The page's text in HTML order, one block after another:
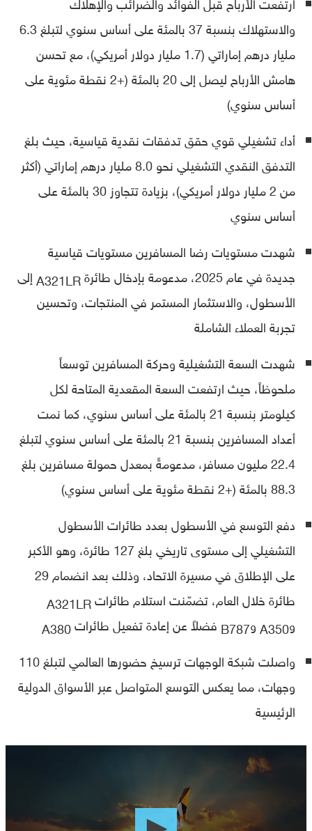
والاستهلاك بنسبة 37 بالمئة على أساس سنوي لتبلغ 6.3
مليار درهم إماراتي (1.7 مليار دولار أمريكي)، مع تحسن
هامش الأرباح ليصل إلى 20 بالمئة (+2 نقطة مئوية على
أساس سنوي)
أداء تشغيلي قوي حقق تدفقات نقدية قياسية، حيث بلغ
التدفق النقدي التشغيلي نحو 8.0 مليار درهم إماراتي (أكثر
من 2 مليار دولار أمريكي)، بزيادة تتجاوز 30 بالمئة على
أساس سنوي
شهدت مستويات رضا المسافرين مستويات قياسية
جديدة في عام 2025، مدعومة بإدخال طائرة
إلى
الأسطول، والاستثمار المستمر في المنتجات، وتحسين
تجربة العملاء الشاملة
شهدت السعة التشغيلية وحركة المسافرين توسعاً
ملحوظاً، حيث ارتفعت السعة المقعدية المتاحة لكل
كيلومتر بنسبة 21 بالمئة على أساس سنوي، كما نمت
أعداد المسافرين بنسبة 21 بالمئة على أساس سنوي لتبلغ
22.4 مليون مسافر، مدعومةً بمعدل حمولة مسافرين بلغ
88.3 بالمئة (+2 نقطة مئوية على أساس سنوي)
دفع التوسع في الأسطول بعدد طائرات الأسطول
التشغيلي إلى مستوى تاريخي بلغ 127 طائرة، وهو الأكبر
على الإطلاق في مسيرة الاتحاد، وذلك بعد انضمام 29
طائرة خلال العام، تضمّنت استلام طائرات
وA350وB787 فضلاً عن إعادة تفعيل طائرات
واصلت شبكة الوجهات ترسيخ حضورها العالمي لتبلغ 110
وجهات، مما يعكس التوسع المتواصل عبر الأسواق الدولية
الرئيسية
seconds